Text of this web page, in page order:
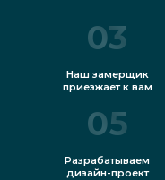
03
Наш замерщик
приезжает к вам
05
Разрабатываем
дизайн-проект